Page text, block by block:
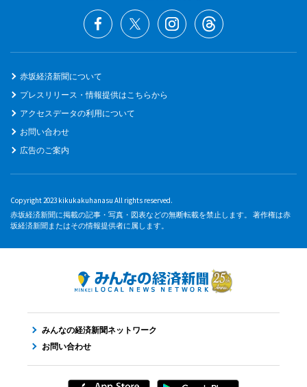
赤坂経済新聞について
プレスリリース・情報提供はこちらから
アクセスデータの利用について
お問い合わせ
広告のご案内
Copyright 2023 kikukakuhanasu All rights reserved.
赤坂経済新聞に掲載の記事・写真・図表などの無断転載を禁止します。 著作権は赤
坂経済新聞またはその情報提供者に属します。
みんなの経済新聞ネットワーク
お問い合わせ